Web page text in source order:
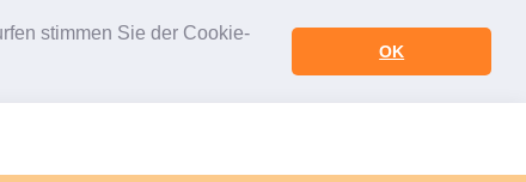
stimmen Sie der Cookie-
OK